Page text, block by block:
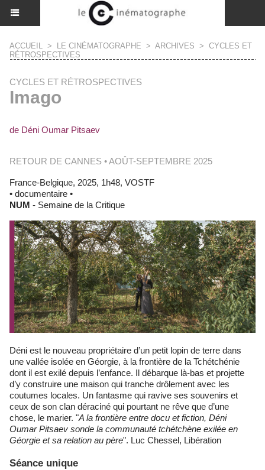
ACCUEIL > LE CINÉMATOGRAPHE > ARCHIVES > CYCLES ET
RÉTROSPECTIVES
CYCLES ET RÉTROSPECTIVES
Imago
de Déni Oumar Pitsaev
RETOUR DE CANNES • AOÛT-SEPTEMBRE 2025
France-Belgique, 2025, 1h48, VOSTF
• documentaire •
NUM - Semaine de la Critique
Déni est le nouveau propriétaire d’un petit lopin de terre dans
une vallée isolée en Géorgie, à la frontière de la Tchétchénie
dont il est exilé depuis l’enfance. Il débarque là-bas et projette
d’y construire une maison qui tranche drôlement avec les
coutumes locales. Un fantasme qui ravive ses souvenirs et
ceux de son clan déraciné qui pourtant ne rêve que d’une
chose, le marier. "A la frontière entre docu et fiction, Déni
Oumar Pitsaev sonde la communauté tchétchène exilée en
Géorgie et sa relation au père". Luc Chessel, Libération
Séance unique